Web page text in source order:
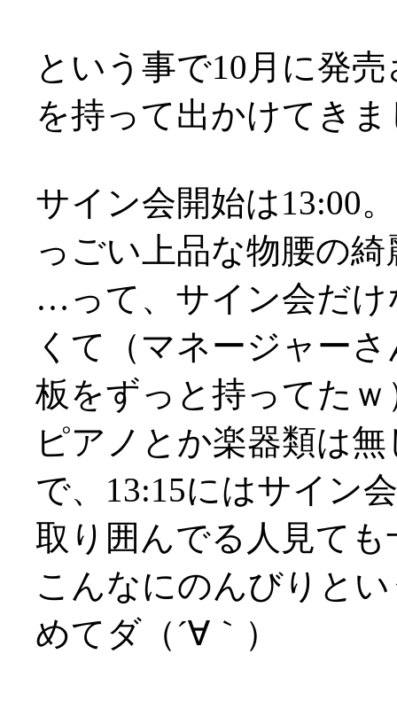
という事で10月に発
を持って出かけてき
サイン会開始は13:00
っごい上品な物腰の
…って、サイン会だけ
くて（マネージャー
板をずっと持ってたｗ
ピアノとか楽器類は無
で、13:15にはサイン
取り囲んでる人見て
こんなにのんびりと
めてダ（´∀｀）